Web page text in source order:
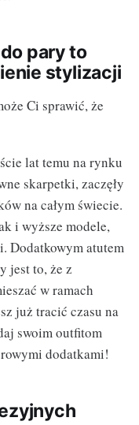
pary to
stylizacji
Ci sprawić, że
lat temu na rynku
skarpetki, zaczęły
na całym świecie.
i wyższe modele,
Dodatkowym atutem
jest to, że z
w ramach
już tracić czasu na
swoim outfitom
dodatkami!